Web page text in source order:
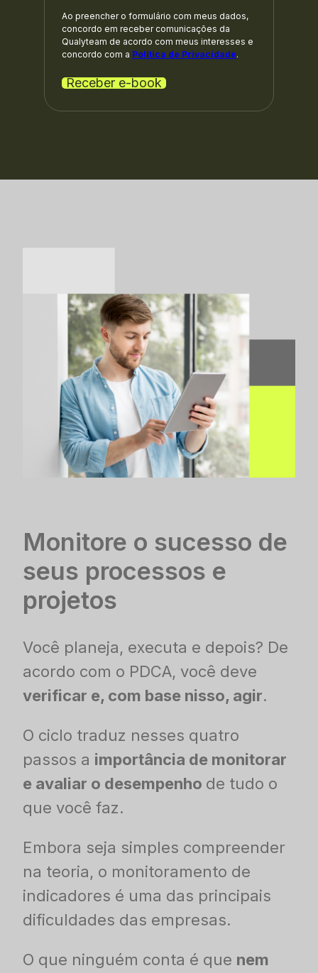
Ao preencher o formulário com meus dados,
concordo em receber comunicações da
Qualyteam de acordo com meus interesses e
concordo com a Política de Privacidade.
Monitore o sucesso de
seus processos e
projetos
Você planeja, executa e depois? De
acordo com o PDCA, você deve
verificar e, com base nisso, agir.
O ciclo traduz nesses quatro
passos a importância de monitorar
e avaliar o desempenho de tudo o
que você faz.
Embora seja simples compreender
na teoria, o monitoramento de
indicadores é uma das principais
dificuldades das empresas.
O que ninguém conta é que nem